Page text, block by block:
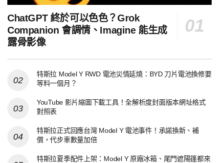
ChatGPT 終於可以色色？Grok
Companion 會調情、Imagine 能生成
露骨影像
特斯拉 Model Y RWD 電池災情延燒：BYD 刀片電池換修要
等料一個月？
YouTube 影片縮圖下載工具！全解析度封面版本網址格式
對照表
特斯拉正式回應台灣 Model Y 電池事件！承諾換新、補
償，代步車數量加倍
特斯拉夏季配件上架：Model Y 原廠冰箱、尾門遮陽篷都來